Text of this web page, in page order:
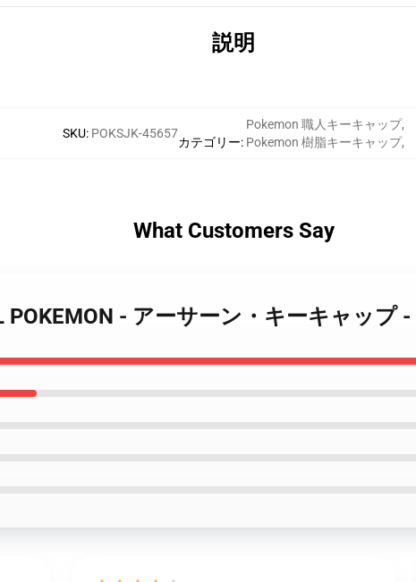
説明
SKU: POKSJK-45657
カテゴリー:
Pokemon 職人キーキャップ,
Pokemon 樹脂キーキャップ,
What Customers Say
POKEMON - アーサーン・キーキャップ